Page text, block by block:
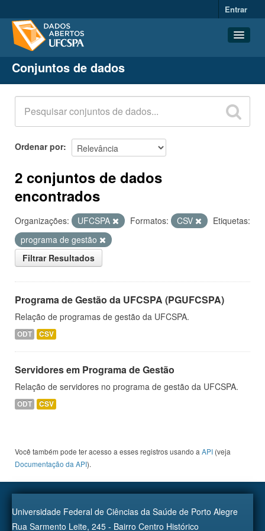
Entrar
Conjuntos de dados
Organizações
Grupos
Sobre
Conjuntos de dados
Ordenar por
2 conjuntos de dados
encontrados
Organizações: UFCSPA Formatos: CSV
Etiquetas:
programa de gestão
Filtrar Resultados
Programa de Gestão da UFCSPA (PGUFCSPA)
Relação de programas de gestão da UFCSPA.
ODT CSV
Servidores em Programa de Gestão
Relação de servidores no programa de gestão da UFCSPA.
ODT CSV
Você também pode ter acesso a esses registros usando a API (veja
Documentação da API).
Universidade Federal de Ciências da Saúde de Porto Alegre
Rua Sarmento Leite, 245 - Bairro Centro Histórico